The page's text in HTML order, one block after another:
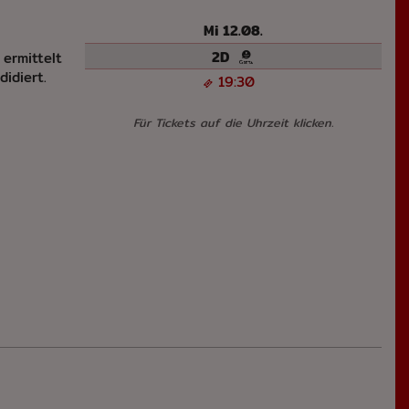
Mi 12.08.
19:30
2D
Für Tickets auf die Uhrzeit klicken.
ermittelt